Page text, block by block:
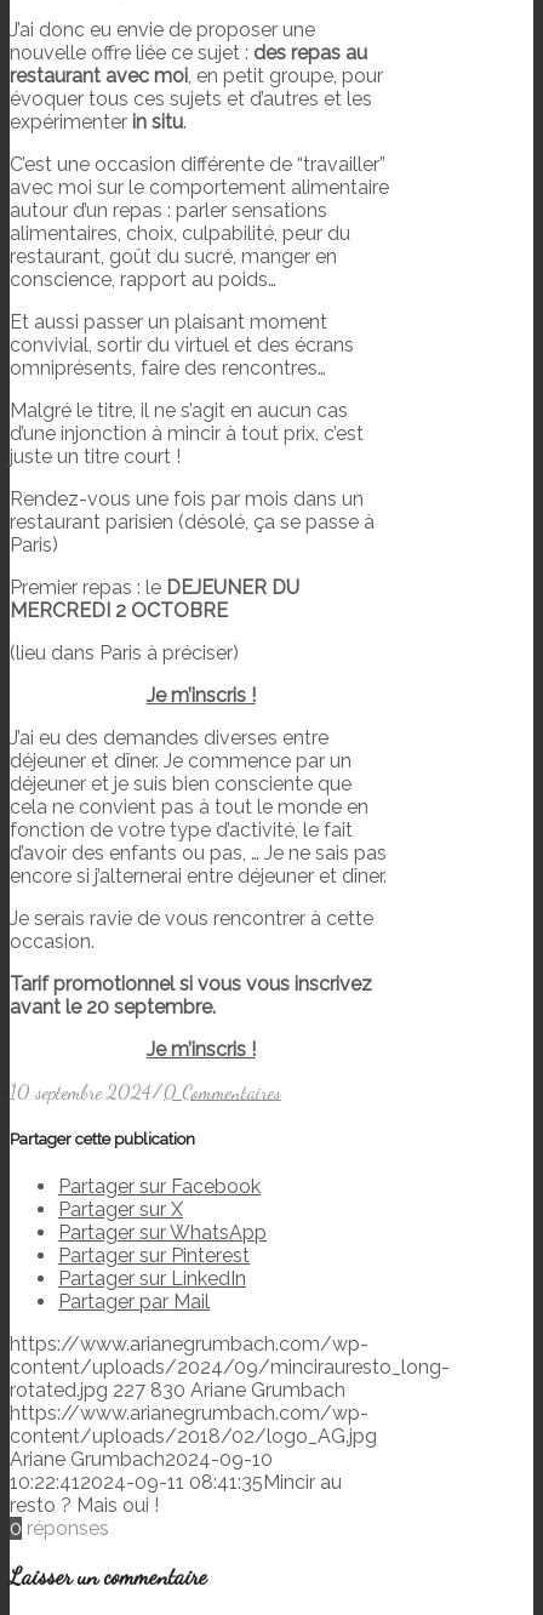
J’ai donc eu envie de proposer une
nouvelle offre liée ce sujet : des repas au
restaurant avec moi , en petit groupe, pour
évoquer tous ces sujets et d’autres et les
expérimenter in situ.
C’est une occasion différente de “travailler”
avec moi sur le comportement alimentaire
autour d’un repas : parler sensations
alimentaires, choix, culpabilité, peur du
restaurant, goût du sucré, manger en
conscience, rapport au poids…
Et aussi passer un plaisant moment
convivial, sortir du virtuel et des écrans
omniprésents, faire des rencontres…
Malgré le titre, il ne s’agit en aucun cas
d’une injonction à mincir à tout prix, c’est
juste un titre court !
Rendez-vous une fois par mois dans un
restaurant parisien (désolé, ça se passe à
Paris)
Premier repas : le DEJEUNER DU
MERCREDI 2 OCTOBRE
(lieu dans Paris à préciser)
Je m’inscris !
J’ai eu des demandes diverses entre
déjeuner et dîner. Je commence par un
déjeuner et je suis bien consciente que
cela ne convient pas à tout le monde en
fonction de votre type d’activité, le fait
d’avoir des enfants ou pas, … Je ne sais pas
encore si j’alternerai entre déjeuner et dîner.
Je serais ravie de vous rencontrer à cette
occasion.
Tarif promotionnel si vous vous inscrivez
avant le 20 septembre.
Je m’inscris !
10 septembre 2024/0 Commentaires
Partager cette publication
Partager sur Facebook
Partager sur X
Partager sur WhatsApp
Partager sur Pinterest
Partager sur LinkedIn
Partager par Mail
https://www.arianegrumbach.com/wp-
content/uploads/2024/09/mincirauresto_long-
rotated.jpg 227 830 Ariane Grumbach
https://www.arianegrumbach.com/wp-
content/uploads/2018/02/logo_AG.jpg
Ariane Grumbach2024-09-10
10:22:412024-09-11 08:41:35Mincir au
resto ? Mais oui !
0 réponses
Laisser un commentaire